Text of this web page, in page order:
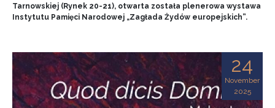
Tarnowskiej (Rynek 20-21), otwarta została plenerowa wystawa
Instytutu Pamięci Narodowej „Zagłada Żydów europejskich”.
24
November
2025